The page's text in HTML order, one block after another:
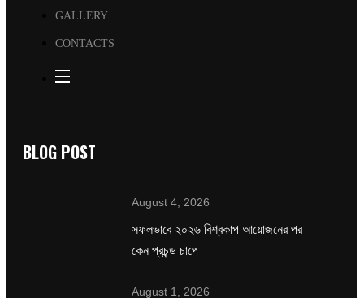
GALLERY
CONTACTS
BLOG POST
August 4, 2026
সফলভাবে ২০২৬ বিশ্বকাপ আয়োজনের পর
কেন প্রচন্ড চাপে
August 1, 2026